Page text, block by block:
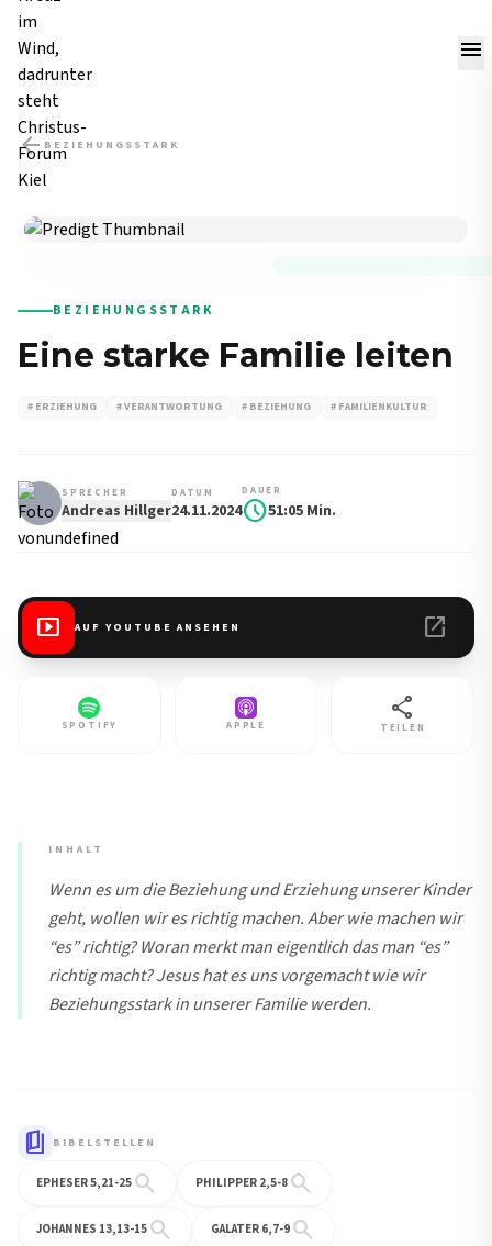
menu
arrow_backBEZIEHUNGSSTARK
BEZIEHUNGSSTARK
Eine starke Familie leiten
# ERZIEHUNG # VERANTWORTUNG # BEZIEHUNG # FAMILIENKULTUR
SPRECHER
Andreas Hillger
DATUM
24.11.2024
DAUER
schedule51:05 Min.
smart_display AUF YOUTUBE ANSEHEN open_in_new
SPOTIFY APPLE
share
TEILEN
INHALT
Wenn es um die Beziehung und Erziehung unserer Kinder
geht, wollen wir es richtig machen. Aber wie machen wir
“es” richtig? Woran merkt man eigentlich das man “es”
richtig macht? Jesus hat es uns vorgemacht wie wir
Beziehungsstark in unserer Familie werden.
book_5 BIBELSTELLEN
EPHESER 5,21-25 search PHILIPPER 2,5-8 search
JOHANNES 13,13-15 search GALATER 6,7-9 search